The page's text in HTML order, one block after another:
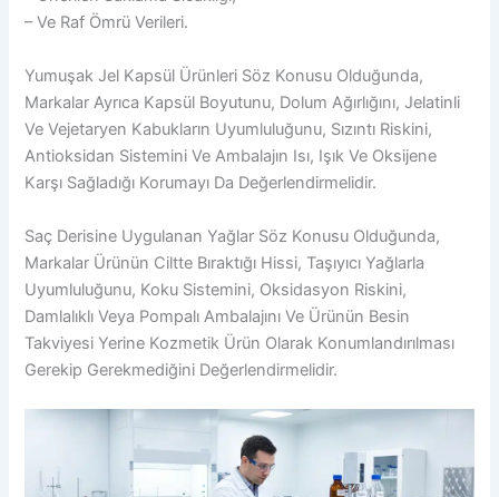
– Ve Raf Ömrü Verileri.
Yumuşak Jel Kapsül Ürünleri Söz Konusu Olduğunda,
Markalar Ayrıca Kapsül Boyutunu, Dolum Ağırlığını, Jelatinli
Ve Vejetaryen Kabukların Uyumluluğunu, Sızıntı Riskini,
Antioksidan Sistemini Ve Ambalajın Isı, Işık Ve Oksijene
Karşı Sağladığı Korumayı Da Değerlendirmelidir.
Saç Derisine Uygulanan Yağlar Söz Konusu Olduğunda,
Markalar Ürünün Ciltte Bıraktığı Hissi, Taşıyıcı Yağlarla
Uyumluluğunu, Koku Sistemini, Oksidasyon Riskini,
Damlalıklı Veya Pompalı Ambalajını Ve Ürünün Besin
Takviyesi Yerine Kozmetik Ürün Olarak Konumlandırılması
Gerekip Gerekmediğini Değerlendirmelidir.